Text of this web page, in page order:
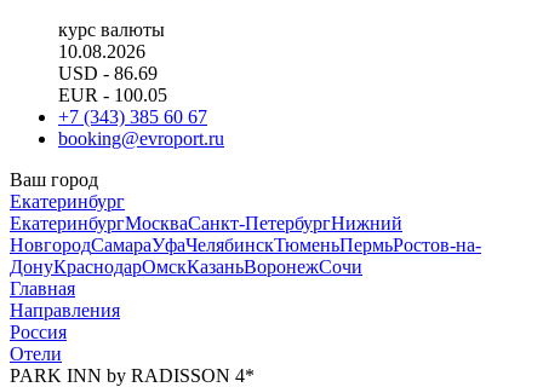
курс валюты
10.08.2026
USD - 86.69
EUR - 100.05
+7 (343) 385 60 67
booking@evroport.ru
Ваш город
Екатеринбург
ЕкатеринбургМоскваСанкт-ПетербургНижний
НовгородСамараУфаЧелябинскТюменьПермьРостов-на-
ДонуКраснодарОмскКазаньВоронежСочи
Главная
Направления
Россия
Отели
PARK INN by RADISSON 4*